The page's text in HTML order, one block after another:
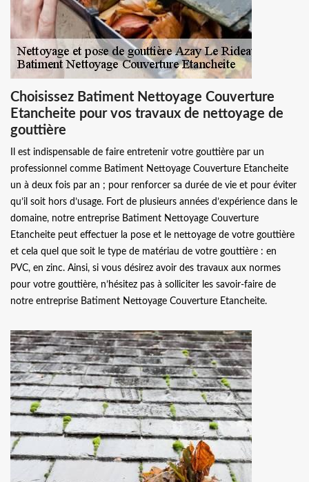
Choisissez Batiment Nettoyage Couverture
Etancheite pour vos travaux de nettoyage de
gouttière
Il est indispensable de faire entretenir votre gouttière par un
professionnel comme Batiment Nettoyage Couverture Etancheite
un à deux fois par an ; pour renforcer sa durée de vie et pour éviter
qu’il soit hors d’usage. Fort de plusieurs années d’expérience dans le
domaine, notre entreprise Batiment Nettoyage Couverture
Etancheite peut effectuer la pose et le nettoyage de votre gouttière
et cela quel que soit le type de matériau de votre gouttière : en
PVC, en zinc. Ainsi, si vous désirez avoir des travaux aux normes
pour votre gouttière, n’hésitez pas à solliciter les savoir-faire de
notre entreprise Batiment Nettoyage Couverture Etancheite.